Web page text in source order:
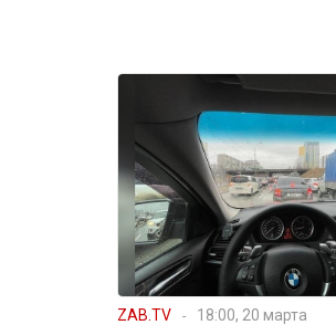
ZAB.TV 18:00, 20 марта